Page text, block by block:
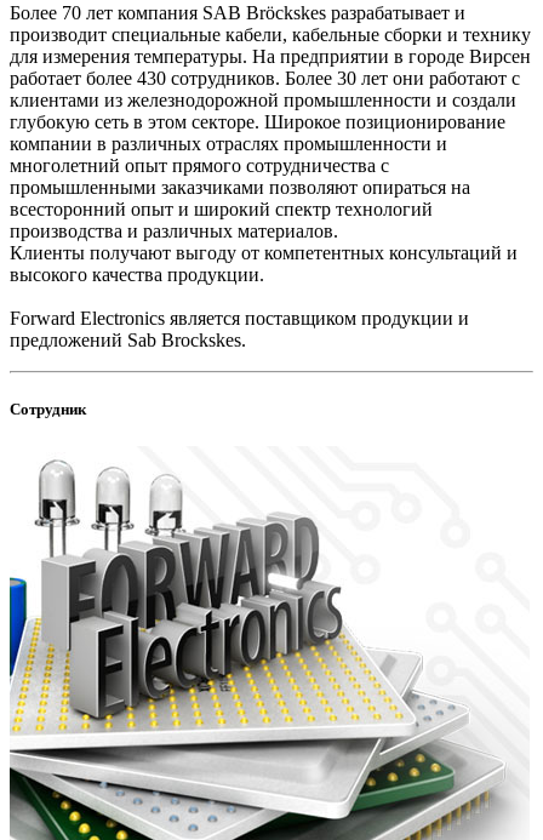
Более 70 лет компания SAB Bröckskes разрабатывает и
производит специальные кабели, кабельные сборки и технику
для измерения температуры. На предприятии в городе Вирсен
работает более 430 сотрудников. Более 30 лет они работают с
клиентами из железнодорожной промышленности и создали
глубокую сеть в этом секторе. Широкое позиционирование
компании в различных отраслях промышленности и
многолетний опыт прямого сотрудничества с
промышленными заказчиками позволяют опираться на
всесторонний опыт и широкий спектр технологий
производства и различных материалов.
Клиенты получают выгоду от компетентных консультаций и
высокого качества продукции.
Forward Electronics является поставщиком продукции и
предложений Sab Brockskes.
Сотрудник